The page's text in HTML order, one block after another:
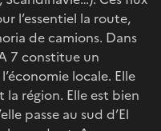
l’essentiel la route,
de camions. Dans
7 constitue un
locale. Elle
la région. Elle est bien
passe au sud d’El